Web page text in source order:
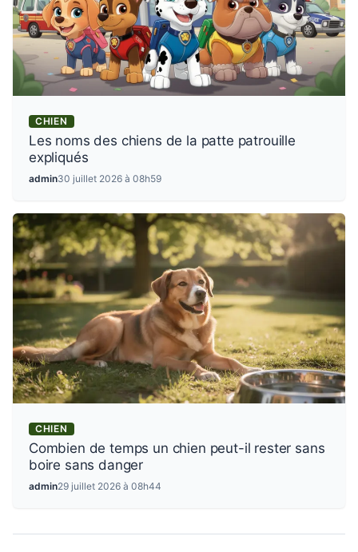
CHIEN
Les noms des chiens de la patte patrouille
expliqués
admin30 juillet 2026 à 08h59
CHIEN
Combien de temps un chien peut-il rester sans
boire sans danger
admin29 juillet 2026 à 08h44